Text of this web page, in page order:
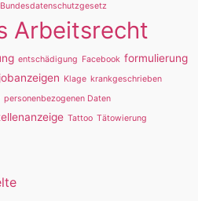
Bundesdatenschutzgesetz
Arbeitsrecht
entschädigung Facebook formulierung
jobanzeigen Klage krankgeschrieben
personenbezogenen Daten
Tattoo Tätowierung